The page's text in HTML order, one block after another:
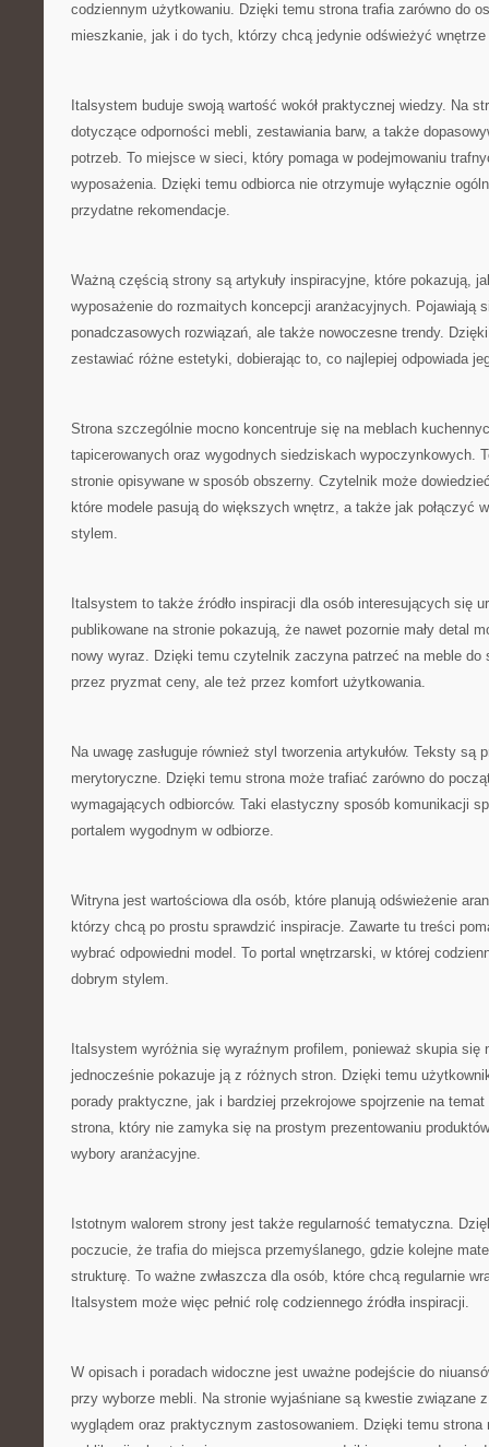
codziennym użytkowaniu. Dzięki temu strona trafia zarówno do
mieszkanie, jak i do tych, którzy chcą jedynie odświeżyć
Italsystem buduje swoją wartość wokół praktycznej wiedzy. Na
dotyczące odporności mebli, zestawiania barw, a także
potrzeb. To miejsce w sieci, który pomaga w podejmowaniu
wyposażenia. Dzięki temu odbiorca nie otrzymuje wyłącznie
przydatne rekomendacje.
Ważną częścią strony są artykuły inspiracyjne, które pokazują,
wyposażenie do rozmaitych koncepcji aranżacyjnych. Pojawiają
ponadczasowych rozwiązań, ale także nowoczesne trendy.
zestawiać różne estetyki, dobierając to, co najlepiej odpowiada
Strona szczególnie mocno koncentruje się na meblach
tapicerowanych oraz wygodnych siedziskach wypoczynkowych.
stronie opisywane w sposób obszerny. Czytelnik może
które modele pasują do większych wnętrz, a także jak połączyć
stylem.
Italsystem to także źródło inspiracji dla osób interesujących się
publikowane na stronie pokazują, że nawet pozornie mały detal
nowy wyraz. Dzięki temu czytelnik zaczyna patrzeć na meble do
przez pryzmat ceny, ale też przez komfort użytkowania.
Na uwagę zasługuje również styl tworzenia artykułów. Teksty są
merytoryczne. Dzięki temu strona może trafiać zarówno do
wymagających odbiorców. Taki elastyczny sposób komunikacji
portalem wygodnym w odbiorze.
Witryna jest wartościowa dla osób, które planują odświeżenie
którzy chcą po prostu sprawdzić inspiracje. Zawarte tu treści
wybrać odpowiedni model. To portal wnętrzarski, w której
dobrym stylem.
Italsystem wyróżnia się wyraźnym profilem, ponieważ skupia się
jednocześnie pokazuje ją z różnych stron. Dzięki temu
porady praktyczne, jak i bardziej przekrojowe spojrzenie na
strona, który nie zamyka się na prostym prezentowaniu
wybory aranżacyjne.
Istotnym walorem strony jest także regularność tematyczna.
poczucie, że trafia do miejsca przemyślanego, gdzie kolejne
strukturę. To ważne zwłaszcza dla osób, które chcą regularnie
Italsystem może więc pełnić rolę codziennego źródła inspiracji.
W opisach i poradach widoczne jest uważne podejście do
przy wyborze mebli. Na stronie wyjaśniane są kwestie związane
wyglądem oraz praktycznym zastosowaniem. Dzięki temu strona